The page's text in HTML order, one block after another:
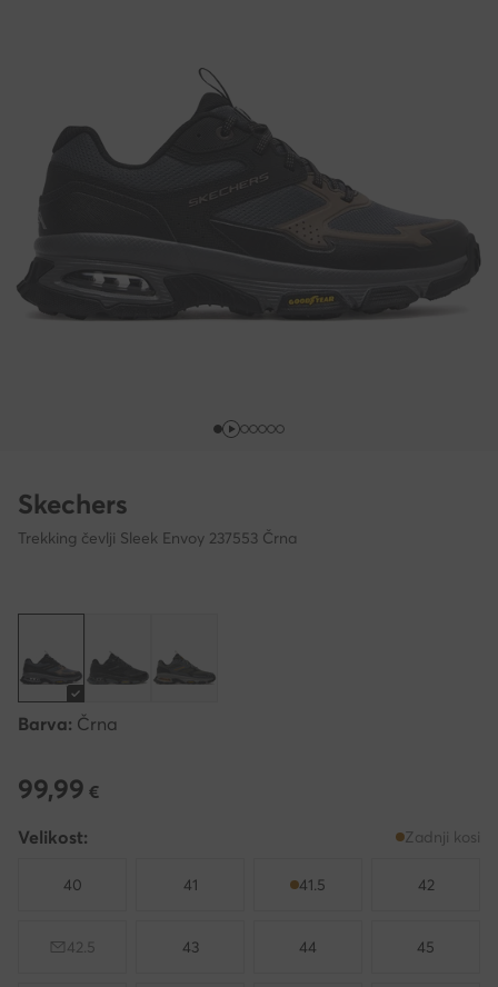
Skechers
Trekking čevlji Sleek Envoy 237553 Črna
Barva: Črna
99,99 €
99,99 €
Velikost: Zadnji kosi
40 41 41.5 42
42.5 43 44 45